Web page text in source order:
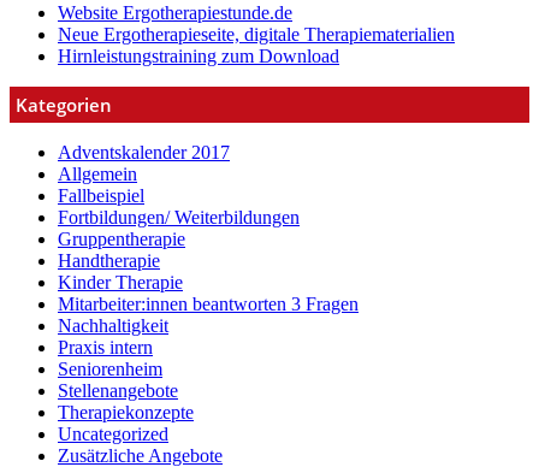
Website Ergotherapiestunde.de
Neue Ergotherapieseite, digitale Therapiematerialien
Hirnleistungstraining zum Download
Kategorien
Adventskalender 2017
Allgemein
Fallbeispiel
Fortbildungen/ Weiterbildungen
Gruppentherapie
Handtherapie
Kinder Therapie
Mitarbeiter:innen beantworten 3 Fragen
Nachhaltigkeit
Praxis intern
Seniorenheim
Stellenangebote
Therapiekonzepte
Uncategorized
Zusätzliche Angebote